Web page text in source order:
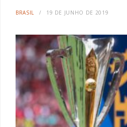
BRASIL 19 DE JUNHO DE 2019